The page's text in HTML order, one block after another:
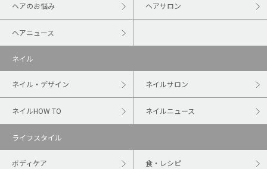
ヘアのお悩み ヘアサロン
ヘアニュース
ネイル
ネイル・デザイン ネイルサロン
ネイルHOW TO ネイルニュース
ライフスタイル
ボディケア 食・レシピ